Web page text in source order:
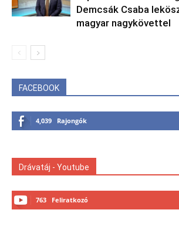
Demcsák Csaba
magyar nagykövettel
FACEBOOK
4,039 Rajongók
Drávatáj - Youtube
763 Feliratkozó